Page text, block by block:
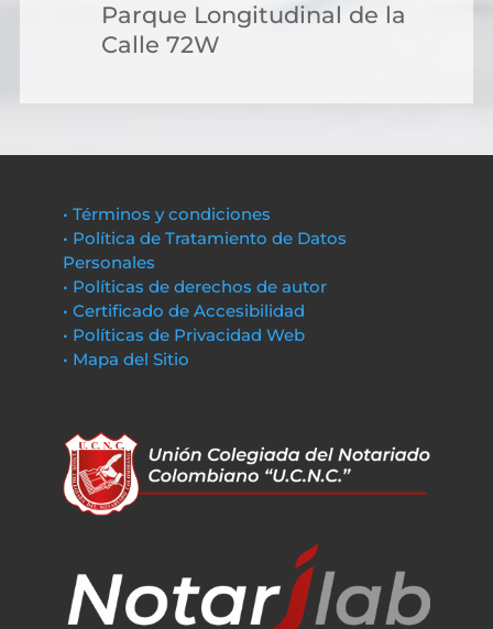
Parque Longitudinal de la
Calle 72W
• Términos y condiciones
• Política de Tratamiento de Datos
Personales
• Políticas de derechos de autor
• Certificado de Accesibilidad
• Políticas de Privacidad Web
• Mapa del Sitio